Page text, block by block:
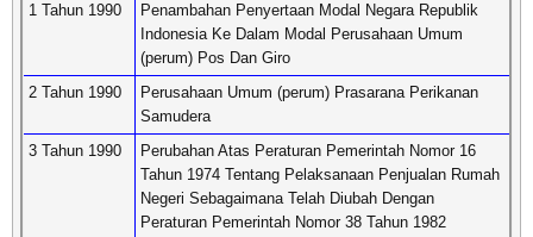
1 Tahun 1990
Penambahan Penyertaan Modal Negara Republik
Indonesia Ke Dalam Modal Perusahaan Umum
(perum) Pos Dan Giro
2 Tahun 1990
Perusahaan Umum (perum) Prasarana Perikanan
Samudera
3 Tahun 1990
Perubahan Atas Peraturan Pemerintah Nomor 16
Tahun 1974 Tentang Pelaksanaan Penjualan Rumah
Negeri Sebagaimana Telah Diubah Dengan
Peraturan Pemerintah Nomor 38 Tahun 1982